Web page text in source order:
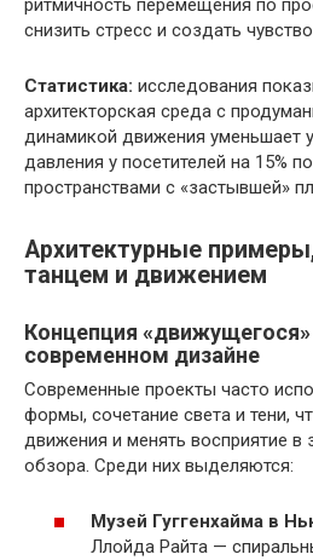
ритмичность перемещения по
снизить стресс и создать
Статистика: исследования
архитекторская среда с
динамикой движения уменьшает
давления у посетителей на 15%
пространствами с «застывшей»
Архитектурные
танцем и движением
Концепция «движущегося»
современном дизайне
Современные проекты часто
формы, сочетание света и тени,
движения и менять восприятие в
обзора. Среди них выделяются:
Музей Гуггенхайма в
Ллойда Райта —